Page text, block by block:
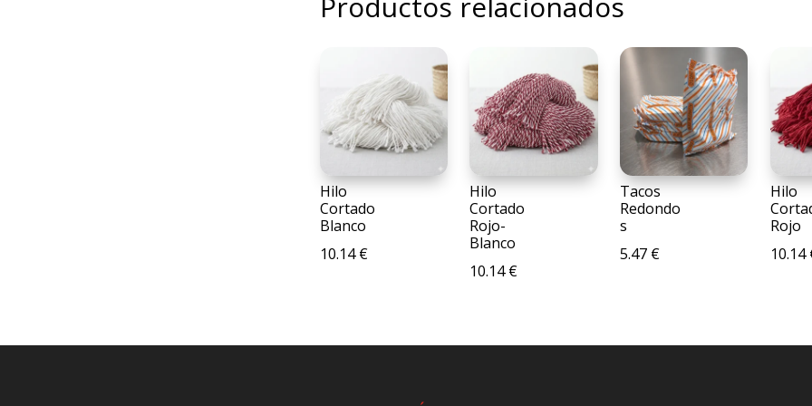
Hilo
Cortado
Blanco
10.14€
Hilo
Cortado
Rojo-
Blanco
10.14€
Tacos
Redondo
s
5.47 €
Hilo
Rojo
10.14